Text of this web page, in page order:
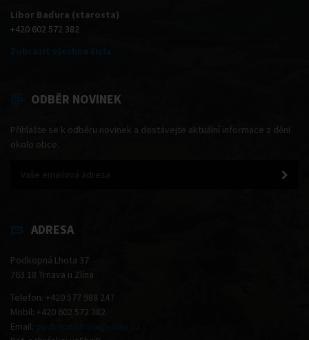
Libor Baďura (starosta)
+420 602 572 382
Zobrazit všechna čísla
ODBĚR NOVINEK
Přihlašte se k odběru novinek a dostávejte aktuální informace z dění
okolo obce.
ADRESA
Podkopná Lhota 37
763 18 Trnava u Zlína
Telefon: +420 577 988 247
Mobil: +420 602 572 382
Email: podkopnalhota@volny.cz